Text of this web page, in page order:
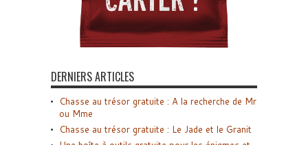
DERNIERS ARTICLES
Chasse au trésor gratuite : A la recherche de Mr
ou Mme
Chasse au trésor gratuite : Le Jade et le Granit